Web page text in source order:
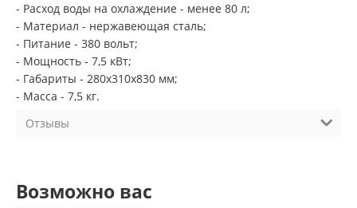
- Расход воды на охлаждение - менее 80 л;
- Материал - нержавеющая сталь;
- Питание - 380 вольт;
- Мощность - 7,5 кВт;
- Габариты - 280х310х830 мм;
- Масса - 7,5 кг.
Отзывы
Возможно вас